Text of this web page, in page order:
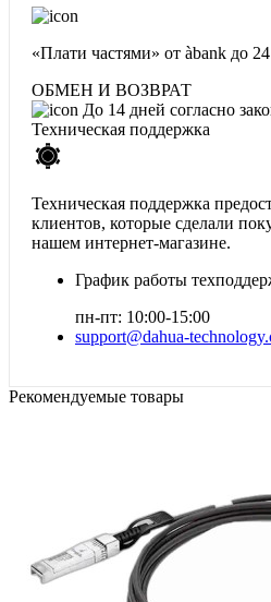
«Плати частями» от àbank до
ОБМЕН И ВОЗВРАТ
До 14 дней согласно
Техническая поддержка
Техническая поддержка
клиентов, которые сделали
нашем интернет-магазине.
График работы
пн-пт: 10:00-15:00
support@dahua-
Рекомендуемые товары